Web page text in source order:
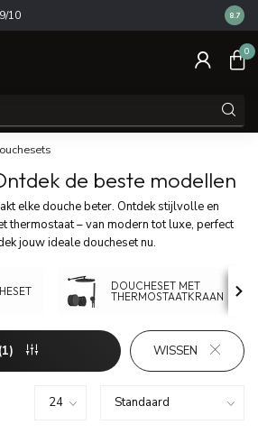
10 14
8.7
0
de beste modellen
elke douche beter. Ontdek stijlvolle en
thermostaat – van modern tot luxe, perfect
jouw ideale doucheset nu.
DOUCHESET MET
THERMOSTAATKRAAN
WISSEN